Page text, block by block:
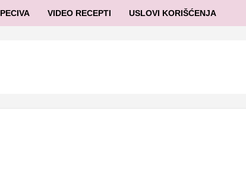
PECIVA VIDEO RECEPTI USLOVI KORIŠĆENJA